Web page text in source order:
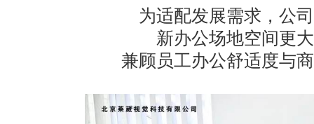
为适配发展需求，公
新办公场地空间更
兼顾员工办公舒适度与